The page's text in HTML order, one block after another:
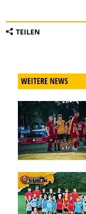
TEILEN
WEITERE NEWS